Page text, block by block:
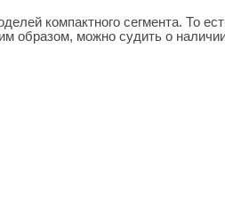
компактного сегмента. То
образом, можно судить о